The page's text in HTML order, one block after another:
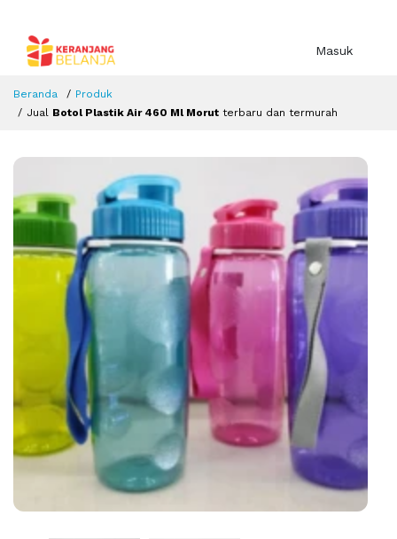
Masuk
Beranda
Produk
Jual Botol Plastik Air 460 Ml Morut terbaru dan termurah